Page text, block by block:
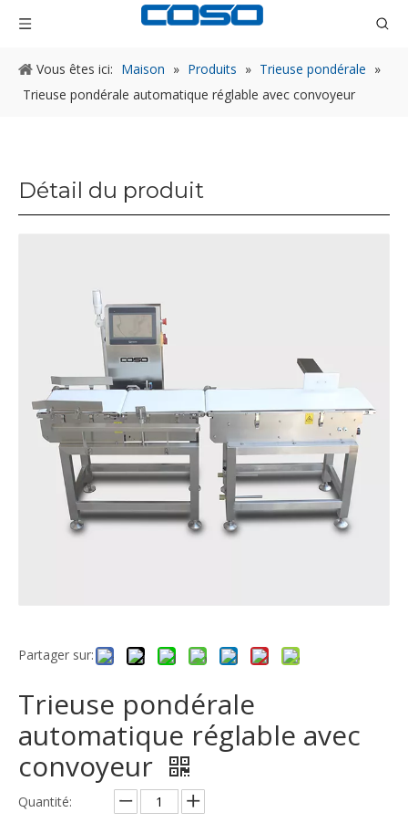
Vous êtes ici: Maison » Produits » Trieuse pondérale »
Trieuse pondérale automatique réglable avec convoyeur
Détail du produit
Partager sur:
Trieuse pondérale
automatique réglable avec
convoyeur
Quantité: